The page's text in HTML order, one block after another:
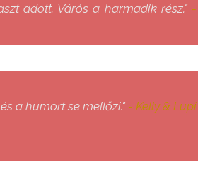
adott. Várós a harmadik rész." -
a humort se mellőzi." - Kelly & Lupi